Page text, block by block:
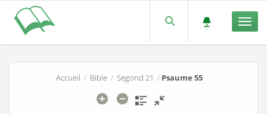
Accueil / Bible /Segond 21 / Psaume 55